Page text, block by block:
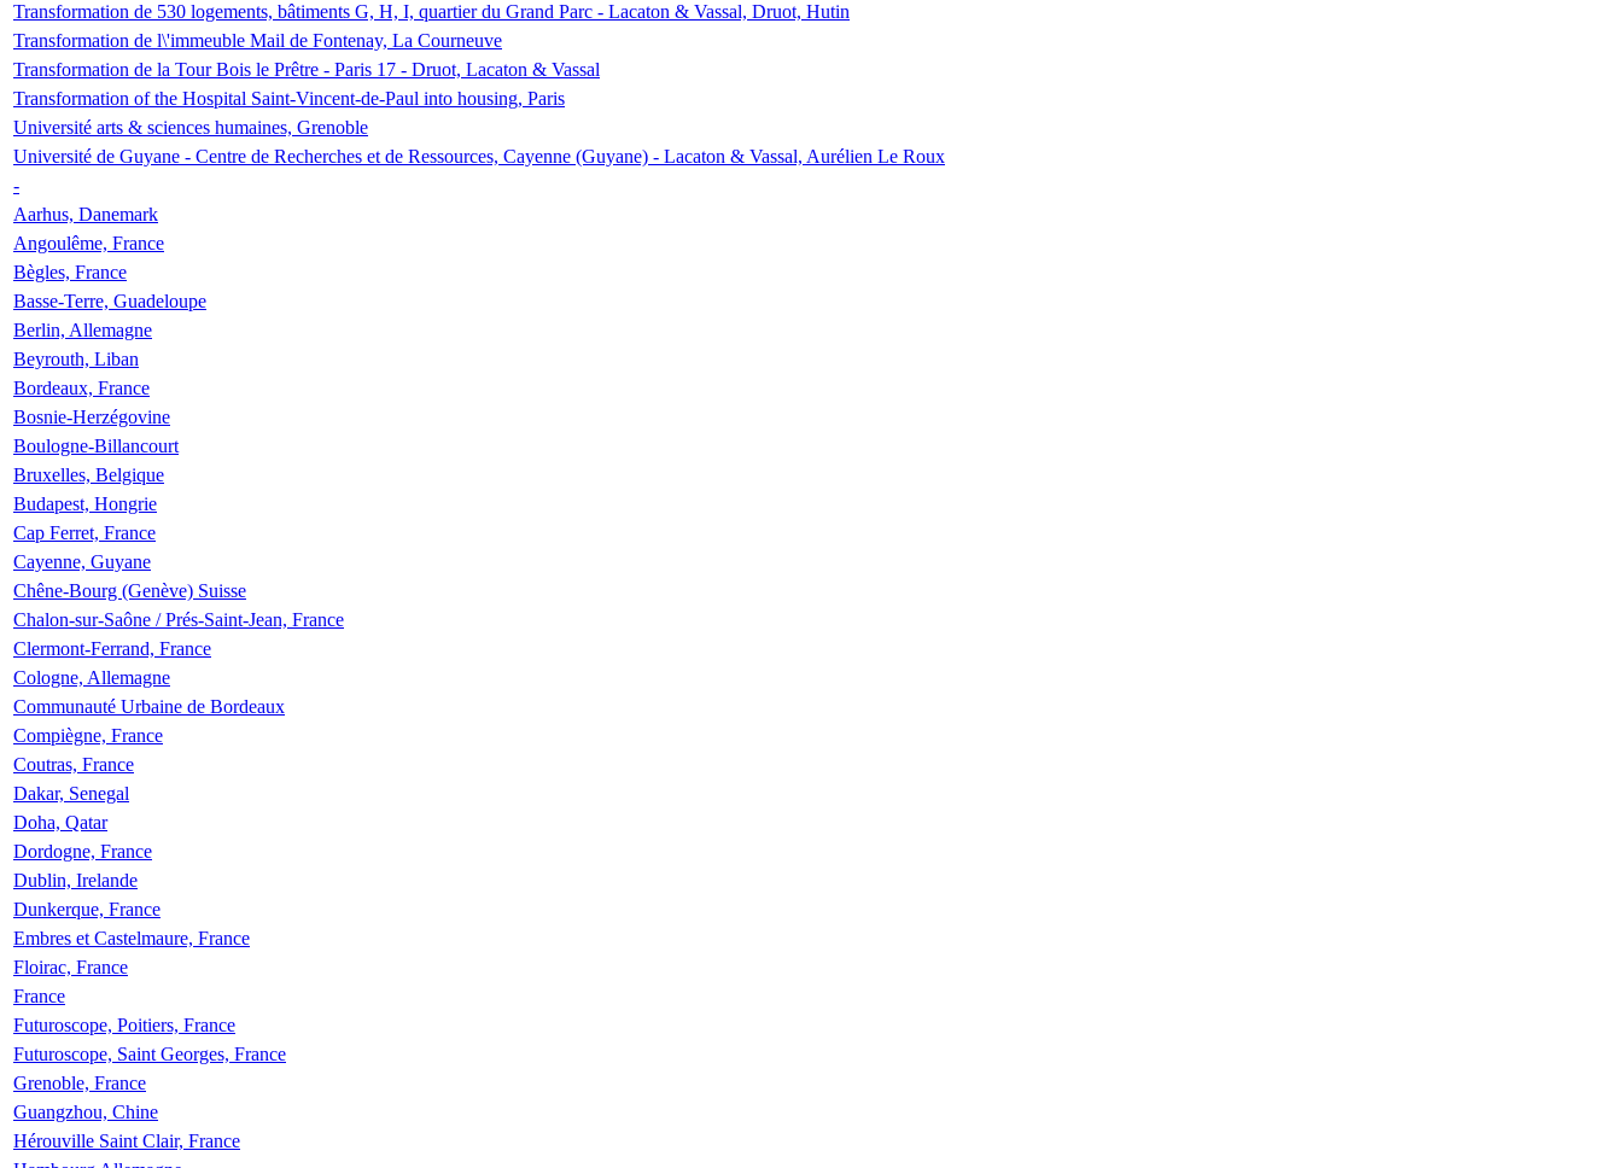
Transformation de 530 logements, bâtiments G, H, I, quartier du Grand Parc - Lacaton & Vassal, Druot, Hutin
Transformation de l\'immeuble Mail de Fontenay, La Courneuve
Transformation de la Tour Bois le Prêtre - Paris 17 - Druot, Lacaton & Vassal
Transformation of the Hospital Saint-Vincent-de-Paul into housing, Paris
Université arts & sciences humaines, Grenoble
Université de Guyane - Centre de Recherches et de Ressources, Cayenne (Guyane) - Lacaton & Vassal, Aurélien Le Roux
-
Aarhus, Danemark
Angoulême, France
Bègles, France
Basse-Terre, Guadeloupe
Berlin, Allemagne
Beyrouth, Liban
Bordeaux, France
Bosnie-Herzégovine
Boulogne-Billancourt
Bruxelles, Belgique
Budapest, Hongrie
Cap Ferret, France
Cayenne, Guyane
Chêne-Bourg (Genève) Suisse
Chalon-sur-Saône / Prés-Saint-Jean, France
Clermont-Ferrand, France
Cologne, Allemagne
Communauté Urbaine de Bordeaux
Compiègne, France
Coutras, France
Dakar, Senegal
Doha, Qatar
Dordogne, France
Dublin, Irelande
Dunkerque, France
Embres et Castelmaure, France
Floirac, France
France
Futuroscope, Poitiers, France
Futuroscope, Saint Georges, France
Grenoble, France
Guangzhou, Chine
Hérouville Saint Clair, France